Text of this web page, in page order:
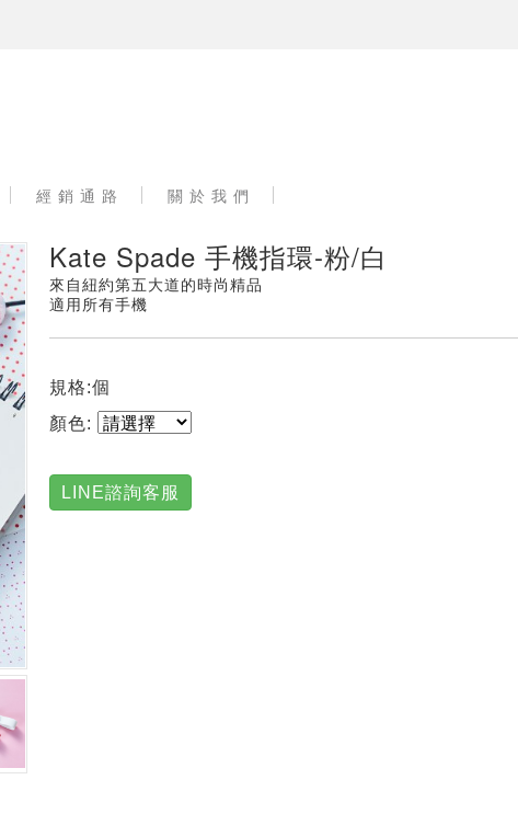
經 銷 通 路 關 於 我 們
Kate Spade 手機指環-粉/白
來自紐約第五大道的時尚精品
適用所有手機
規格:個
顏色:
LINE諮詢客服